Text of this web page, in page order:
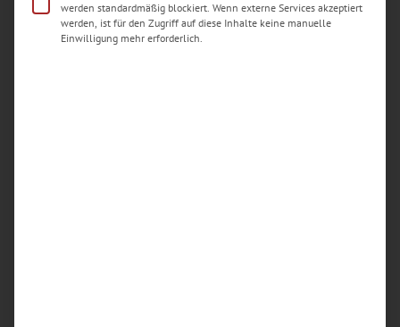
werden standardmäßig blockiert. Wenn externe Services akzeptiert
werden, ist für den Zugriff auf diese Inhalte keine manuelle
Einwilligung mehr erforderlich.